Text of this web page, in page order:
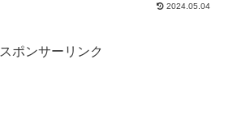
2024.05.04
スポンサーリンク